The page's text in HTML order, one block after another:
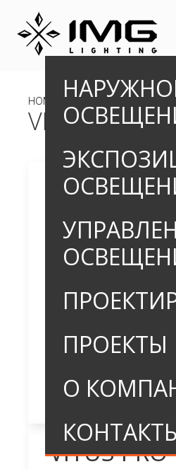
ПРОЕКТЫ
О
HOME » БОЛЛАРДЫ » VITUS
VITUS PRO
VITUS PRO